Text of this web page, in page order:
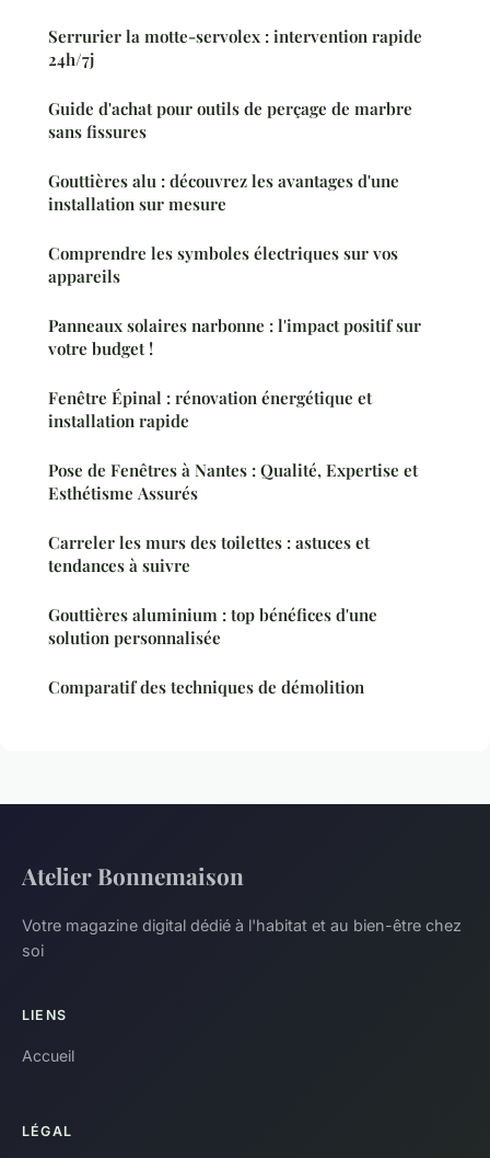
Serrurier la motte-servolex : intervention rapide
24h/7j
Guide d'achat pour outils de perçage de marbre
sans fissures
Gouttières alu : découvrez les avantages d'une
installation sur mesure
Comprendre les symboles électriques sur vos
appareils
Panneaux solaires narbonne : l'impact positif sur
votre budget !
Fenêtre Épinal : rénovation énergétique et
installation rapide
Pose de Fenêtres à Nantes : Qualité, Expertise et
Esthétisme Assurés
Carreler les murs des toilettes : astuces et
tendances à suivre
Gouttières aluminium : top bénéfices d'une
solution personnalisée
Comparatif des techniques de démolition
Atelier Bonnemaison
Votre magazine digital dédié à l'habitat et au bien-être chez
soi
LIENS
Accueil
LÉGAL